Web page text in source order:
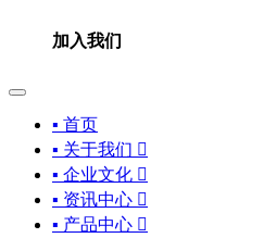
加入我们
▪ 首页
▪ 关于我们 
▪ 企业文化 
▪ 资讯中心 
▪ 产品中心 